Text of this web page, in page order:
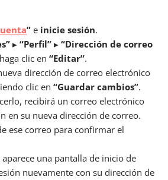
” e inicie sesión.
▸“Perfil” ▸“Dirección de correo
clic en“Editar”.
dirección de correo electrónico
clic en“Guardar cambios”.
recibirá un correo electrónico
en su nueva dirección de correo.
ese correo para confirmar el
aparece una pantalla de inicio de
nuevamente con su dirección de